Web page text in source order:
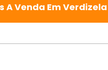
A Venda Em